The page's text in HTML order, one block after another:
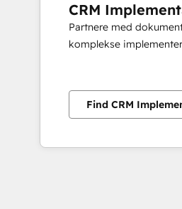
CRM
Partnere med
komplekse
Find CRM